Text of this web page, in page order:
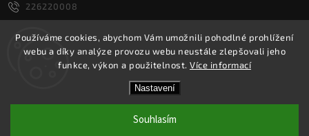
Používáme cookies, abychom Vám umožnili pohodlné prohlížení
webu a díky analýze provozu webu neustále zlepšovali jeho
funkce, výkon a použitelnost. Více informací
Nastavení
Souhlasím
226220008
605334326, 732232010
Designoshop
designoshop
Designoshop. Všechna práva vyhrazena.
Upravit nastavení cookies